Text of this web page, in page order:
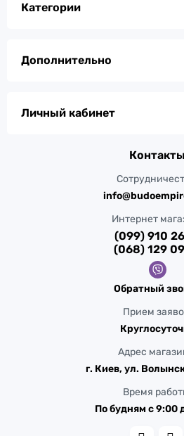
Категории
Дополнительно
Личный кабинет
Контакты
Интернет
(099) 910
(068) 129
Обратный
Прием
Адрес
г. Киев, ул.
Время
По будням с 9:00